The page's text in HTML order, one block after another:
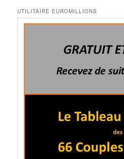
UTILITAIRE EUROMILLIONS